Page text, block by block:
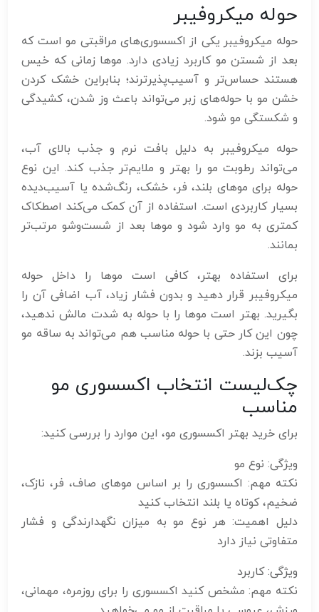
حوله میکروفیبر
حوله میکروفیبر یکی از اکسسوری‌های مراقبتی مو است که
بعد از شستن مو کاربرد زیادی دارد. موها زمانی که خیس
هستند حساس‌تر و آسیب‌پذیرترند؛ بنابراین خشک کردن
خشن مو با حوله‌های زبر می‌تواند باعث وز شدن، کشیدگی
و شکستگی مو شود.
حوله میکروفیبر به دلیل بافت نرم و جذب بالای آب،
می‌تواند رطوبت مو را بهتر و ملایم‌تر جذب کند. این نوع
حوله برای موهای بلند، فر، خشک، رنگ‌شده یا آسیب‌دیده
بسیار کاربردی است. استفاده از آن کمک می‌کند اصطکاک
کمتری به مو وارد شود و موها بعد از شست‌وشو مرتب‌تر
بمانند.
برای استفاده بهتر، کافی است موها را داخل حوله
میکروفیبر قرار دهید و بدون فشار زیاد، آب اضافی آن را
بگیرید. بهتر است موها را با حوله به شدت مالش ندهید،
چون این کار حتی با حوله مناسب هم می‌تواند به ساقه مو
آسیب بزند.
چک‌لیست انتخاب اکسسوری مو
مناسب
برای خرید بهتر اکسسوری مو، این موارد را بررسی کنید:
ویژگی: نوع مو
نکته مهم: اکسسوری را بر اساس موهای صاف، فر، نازک،
ضخیم، کوتاه یا بلند انتخاب کنید
دلیل اهمیت: هر نوع مو به میزان نگهدارندگی و فشار
متفاوتی نیاز دارد
ویژگی: کاربرد
نکته مهم: مشخص کنید اکسسوری را برای روزمره، مهمانی،